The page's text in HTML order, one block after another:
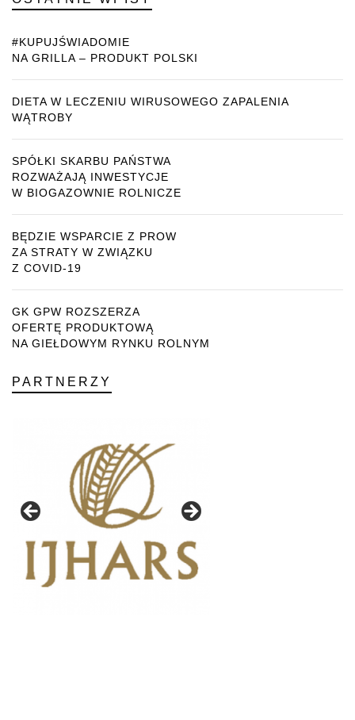
#KUPUJŚWIADOMIE
NA GRILLA – PRODUKT POLSKI
DIETA W LECZENIU WIRUSOWEGO ZAPALENIA
WĄTROBY
SPÓŁKI SKARBU PAŃSTWA
ROZWAŻAJĄ INWESTYCJE
W BIOGAZOWNIE ROLNICZE
BĘDZIE WSPARCIE Z PROW
ZA STRATY W ZWIĄZKU
Z COVID-19
GK GPW ROZSZERZA
OFERTĘ PRODUKTOWĄ
NA GIEŁDOWYM RYNKU ROLNYM
PARTNERZY